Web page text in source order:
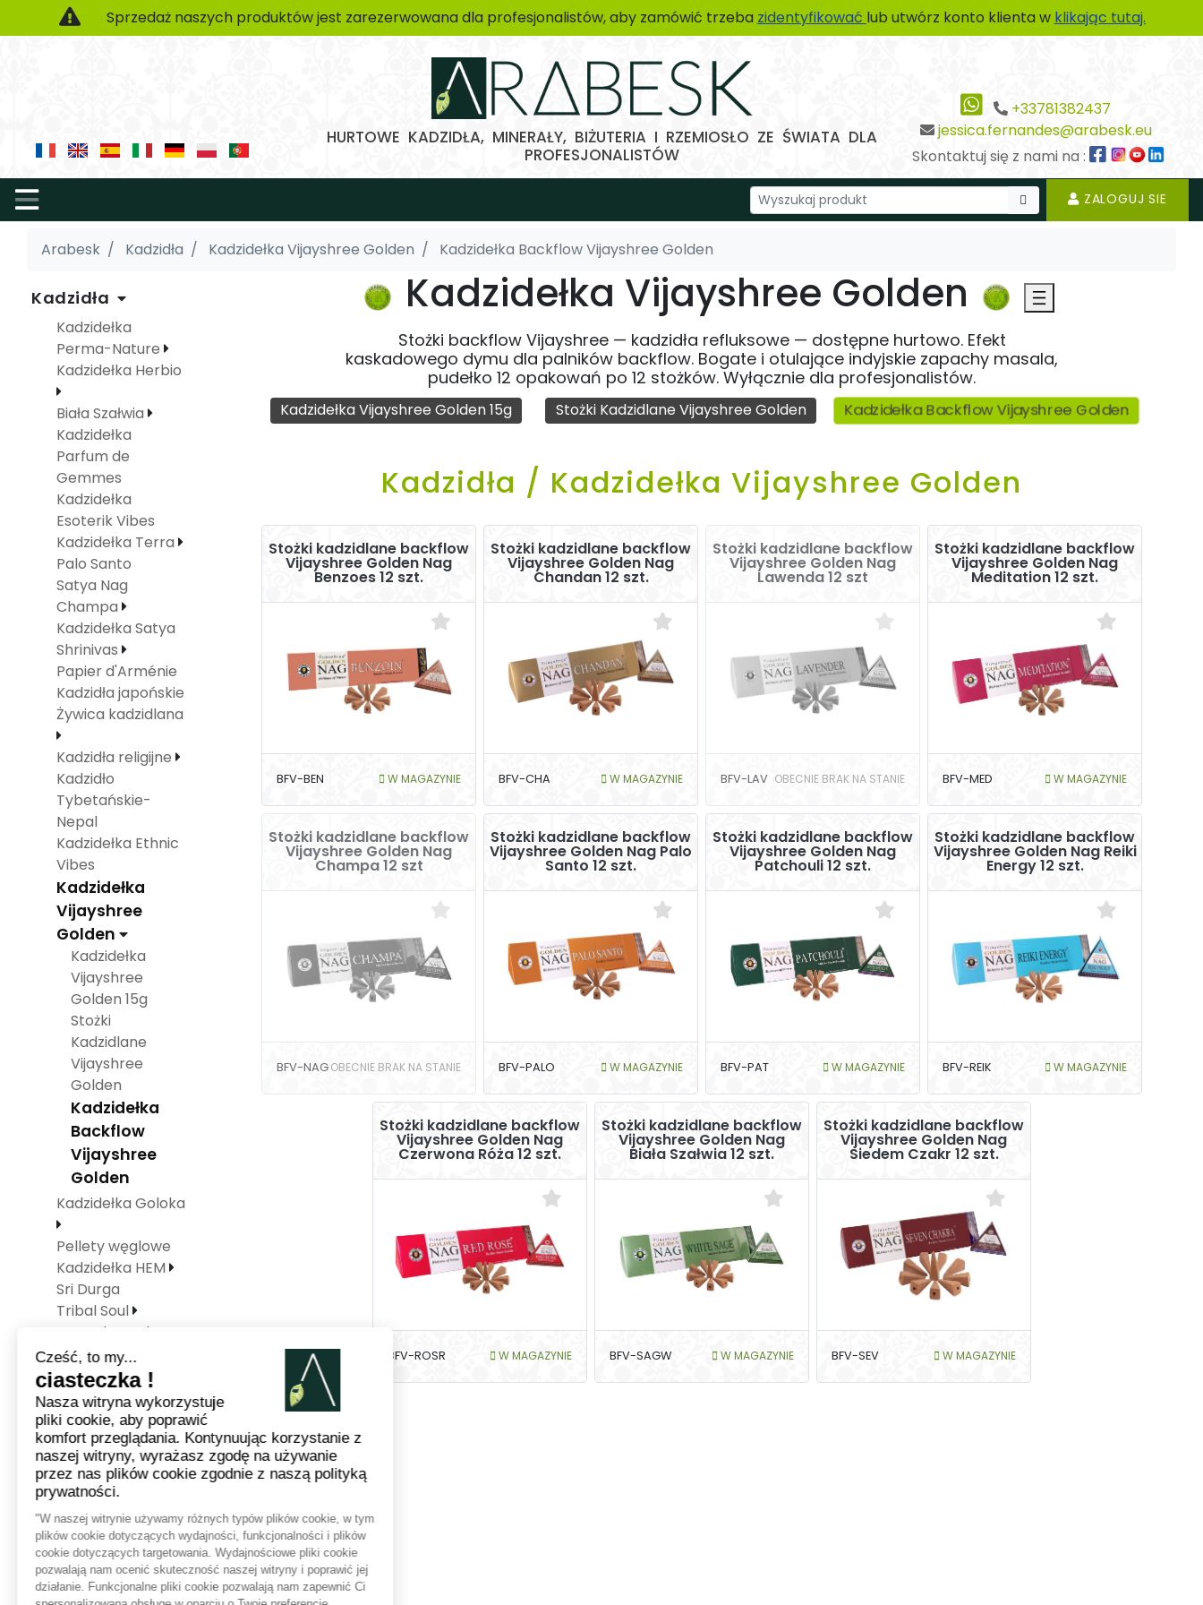
Sprzedaż naszych produktów jest zarezerwowana dla profesjonalistów, aby zamówić trzeba zidentyfikować lub utwórz konto klienta w klikając tutaj.
HURTOWE KADZIDŁA, MINERAŁY, BIŻUTERIA I RZEMIOSŁO ZE ŚWIATA DLA
PROFESJONALISTÓW
+33781382437
jessica.fernandes@arabesk.eu
Skontaktuj się z nami na :
ZALOGUJ SIE
Arabesk Kadzidła Kadzidełka Vijayshree Golden Kadzidełka Backflow Vijayshree Golden
Kadzidła
Kadzidełka
Perma-Nature
Kadzidełka Herbio
Biała Szałwia
Kadzidełka
Parfum de
Gemmes
Kadzidełka
Esoterik Vibes
Kadzidełka Terra
Palo Santo
Satya Nag
Champa
Kadzidełka Satya
Shrinivas
Papier d'Arménie
Kadzidła japońskie
Żywica kadzidlana
Kadzidła religijne
Kadzidło
Tybetańskie-
Nepal
Kadzidełka Ethnic
Vibes
Kadzidełka
Vijayshree
Golden
Kadzidełka
Vijayshree
Golden 15g
Stożki
Kadzidlane
Vijayshree
Golden
Kadzidełka
Backflow
Vijayshree
Golden
Kadzidełka Goloka
Pellety węglowe
Kadzidełka HEM
Sri Durga
Tribal Soul
Sagrada Madre
Kadzidło Auroville
Maroma
Tulasi
Olejki zapachowe
Nowenna
Rozne kadzidlo
Srebro 925
Minerały -
Biżuteria
Kadzidełka Vijayshree Golden
Stożki backflow Vijayshree — kadzidła refluksowe — dostępne hurtowo. Efekt
kaskadowego dymu dla palników backflow. Bogate i otulające indyjskie zapachy masala,
pudełko 12 opakowań po 12 stożków. Wyłącznie dla profesjonalistów.
Kadzidełka Vijayshree Golden 15g Stożki Kadzidlane Vijayshree Golden Kadzidełka Backflow Vijayshree Golden
Kadzidła / Kadzidełka Vijayshree Golden
Stożki kadzidlane backflow
Vijayshree Golden Nag
Benzoes 12 szt.
BFV-BEN W MAGAZYNIE
Stożki kadzidlane backflow
Vijayshree Golden Nag
Chandan 12 szt.
BFV-CHA W MAGAZYNIE
Stożki kadzidlane backflow
Vijayshree Golden Nag
Lawenda 12 szt
BFV-LAV OBECNIE BRAK NA STANIE
Stożki kadzidlane backflow
Vijayshree Golden Nag
Meditation 12 szt.
BFV-MED W MAGAZYNIE
Stożki kadzidlane backflow
Vijayshree Golden Nag
Champa 12 szt
BFV-NAGOBECNIE BRAK NA STANIE
Stożki kadzidlane backflow
Vijayshree Golden Nag Palo
Santo 12 szt.
BFV-PALO W MAGAZYNIE
Stożki kadzidlane backflow
Vijayshree Golden Nag
Patchouli 12 szt.
BFV-PAT W MAGAZYNIE
Stożki kadzidlane backflow
Vijayshree Golden Nag Reiki
Energy 12 szt.
BFV-REIK W MAGAZYNIE
Stożki kadzidlane backflow
Vijayshree Golden Nag
Czerwona Róża 12 szt.
BFV-ROSR W MAGAZYNIE
Stożki kadzidlane backflow
Vijayshree Golden Nag
Biała Szałwia 12 szt.
BFV-SAGW W MAGAZYNIE
Stożki kadzidlane backflow
Vijayshree Golden Nag
Siedem Czakr 12 szt.
BFV-SEV W MAGAZYNIE